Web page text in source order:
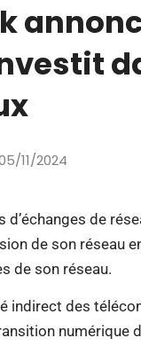
11/2024
d’échanges de
de son réseau
de son réseau.
indirect des
numérique